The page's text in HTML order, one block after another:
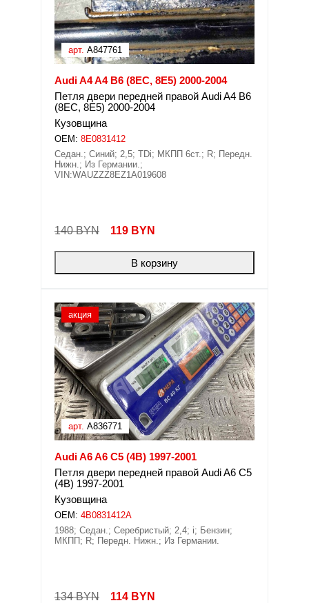
арт. A847761
Audi A4 A4 B6 (8EC, 8E5) 2000-2004
Петля двери передней правой Audi A4 B6
(8EC, 8E5) 2000-2004
Кузовщина
OEM: 8E0831412
Седан.; Синий; 2,5; TDi; МКПП 6ст.; R; Передн.
Нижн.; Из Германии.;
VIN:WAUZZZ8EZ1A019608
140 BYN 119 BYN
В корзину
акция
арт. A836771
Audi A6 A6 C5 (4B) 1997-2001
Петля двери передней правой Audi A6 C5
(4B) 1997-2001
Кузовщина
OEM: 4B0831412A
1988; Седан.; Серебристый; 2,4; i; Бензин;
МКПП; R; Передн. Нижн.; Из Германии.
134 BYN 114 BYN